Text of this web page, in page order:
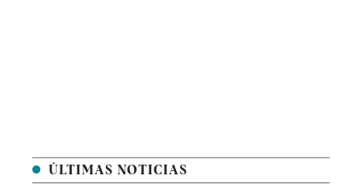
ÚLTIMAS NOTICIAS